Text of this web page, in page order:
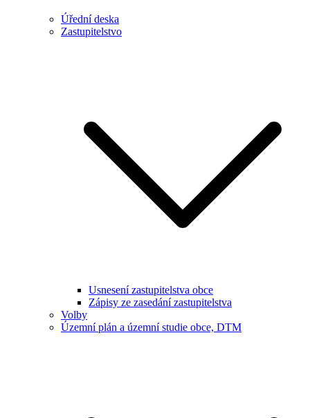
Úřední deska
Zastupitelstvo
Usnesení zastupitelstva obce
Zápisy ze zasedání zastupitelstva
Volby
Územní plán a územní studie obce, DTM